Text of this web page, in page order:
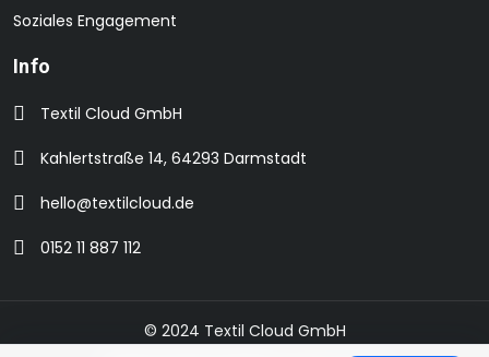
Soziales Engagement
Info
Textil Cloud GmbH
Kahlertstraße 14, 64293 Darmstadt
hello@textilcloud.de
0152 11 887 112
© 2024 Textil Cloud GmbH